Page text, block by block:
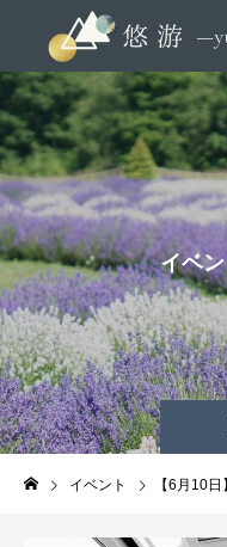
イベン
イベント 【6月10